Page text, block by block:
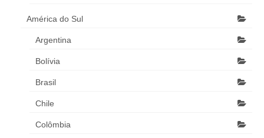
América do Sul
Argentina
Bolívia
Brasil
Chile
Colômbia